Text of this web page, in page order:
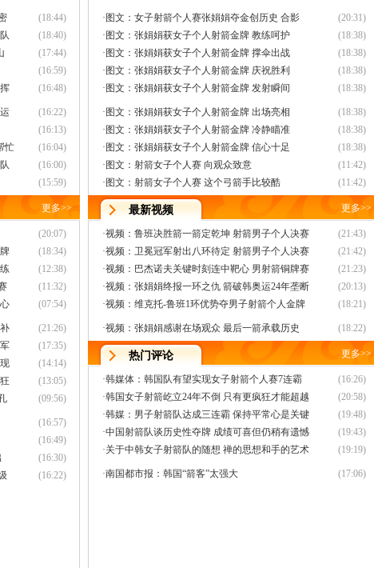
(18:44)
(18:40)
(17:44)
(16:59)
(16:48)
(16:22)
(16:13)
(16:04)
忙
(16:00)
(15:59)
更多>>
(20:07)
(18:34)
(12:38)
(11:32)
(07:54)
(21:26)
(17:35)
(14:14)
(13:05)
(09:56)
(16:57)
(16:49)
(16:30)
(16:22)
(20:31)
· 图文：女子射箭个人赛张娟娟夺金创历史 合影
(18:38)
· 图文：张娟娟获女子个人射箭金牌 教练呵护
(18:38)
· 图文：张娟娟获女子个人射箭金牌 撑伞出战
(18:38)
· 图文：张娟娟获女子个人射箭金牌 庆祝胜利
(18:38)
· 图文：张娟娟获女子个人射箭金牌 发射瞬间
(18:38)
· 图文：张娟娟获女子个人射箭金牌 出场亮相
(18:38)
· 图文：张娟娟获女子个人射箭金牌 冷静瞄准
(18:38)
· 图文：张娟娟获女子个人射箭金牌 信心十足
(11:42)
· 图文：射箭女子个人赛 向观众致意
(11:42)
· 图文：射箭女子个人赛 这个弓箭手比较酷
最新视频 更多>>
(21:43)
·视频：鲁班决胜箭一箭定乾坤 射箭男子个人决赛
(21:42)
·视频：卫冕冠军射出八环待定 射箭男子个人决赛
(21:23)
·视频：巴杰诺夫关键时刻连中靶心 男射箭铜牌赛
(20:13)
·视频：张娟娟终报一环之仇 箭破韩奥运24年垄断
(18:21)
·视频：维克托-鲁班1环优势夺男子射箭个人金牌
(18:22)
·视频：张娟娟感谢在场观众 最后一箭承载历史
热门评论 更多>>
(16:26)
·韩媒体：韩国队有望实现女子射箭个人赛7连霸
(20:58)
·韩国女子射箭屹立24年不倒 只有更疯狂才能超越
(19:48)
·韩媒：男子射箭队达成三连霸 保持平常心是关键
(19:43)
·中国射箭队谈历史性夺牌 成绩可喜但仍稍有遗憾
(19:19)
·关于中韩女子射箭队的随想 禅的思想和手的艺术
(17:06)
·南国都市报：韩国“箭客”太强大